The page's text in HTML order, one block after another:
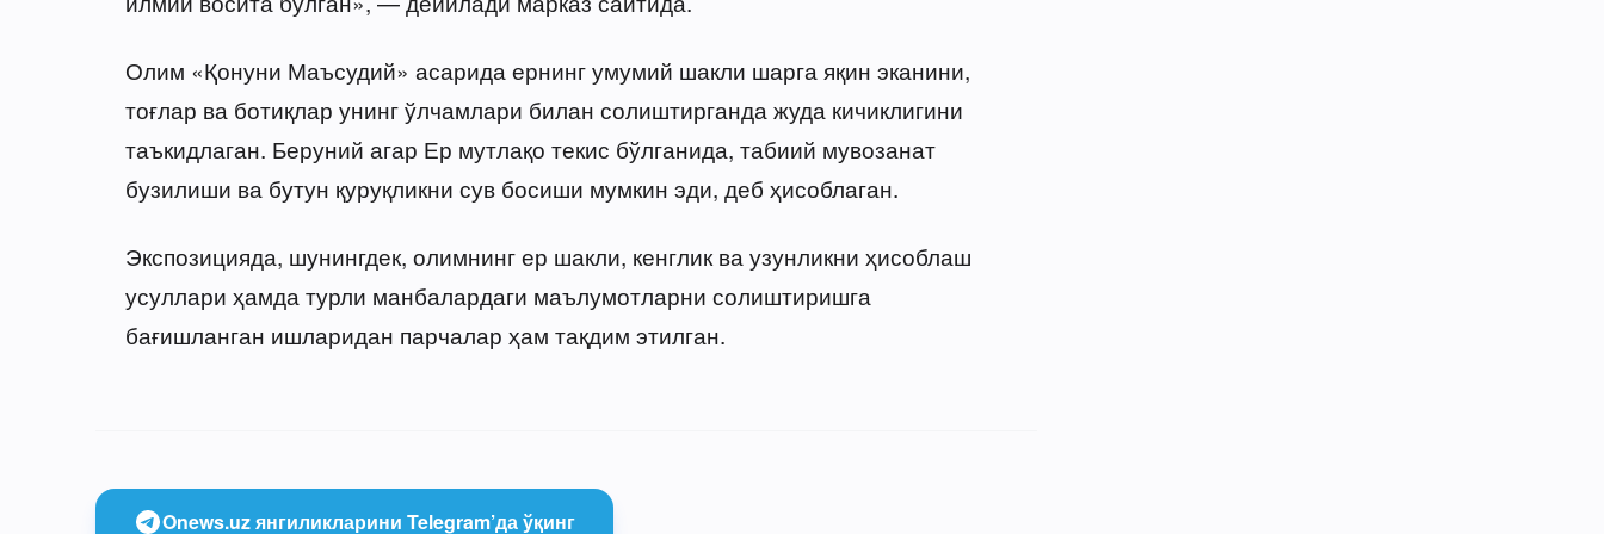
Олим «Қонуни Маъсудий» асарида ернинг умумий шакли шарга яқин эканини,
тоғлар ва ботиқлар унинг ўлчамлари билан солиштирганда жуда кичиклигини
таъкидлаган. Беруний агар Ер мутлақо текис бўлганида, табиий мувозанат
бузилиши ва бутун қуруқликни сув босиши мумкин эди, деб ҳисоблаган.
Экспозицияда, шунингдек, олимнинг ер шакли, кенглик ва узунликни ҳисоблаш
усуллари ҳамда турли манбалардаги маълумотларни солиштиришга
бағишланган ишларидан парчалар ҳам тақдим этилган.
Onews.uz янгиликларини Telegram’да ўқинг